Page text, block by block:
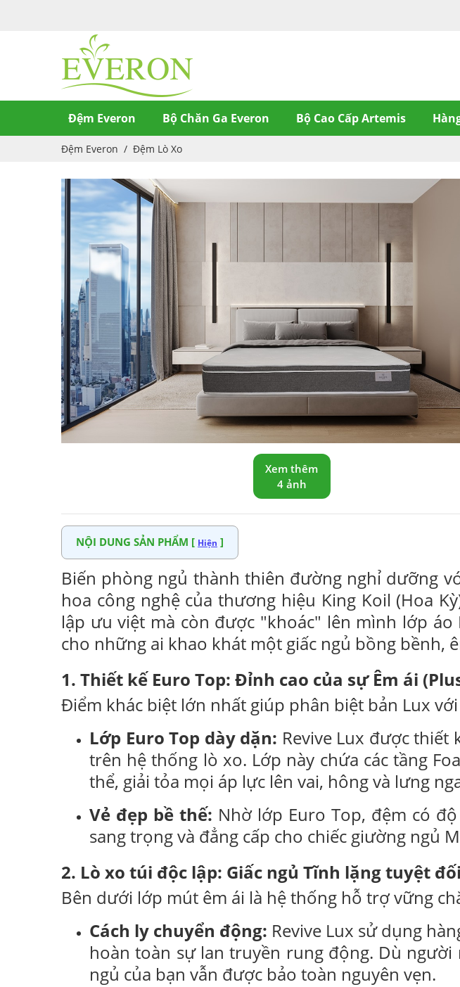
Đệm Everon Bộ Chăn Ga Everon Bộ Cao Cấp Artemis
Đệm Everon / Đệm Lò Xo
Xem thêm
4 ảnh
NỘI DUNG SẢN PHẨM [ Hiện ]
Biến phòng ngủ thành thiên đường nghỉ dưỡng
hoa công nghệ của thương hiệu King Koil (Hoa
lập ưu việt mà còn được "khoác" lên mình lớp
cho những ai khao khát một giấc ngủ bồng bềnh,
1. Thiết kế Euro Top: Đỉnh cao của sự Êm ái
Điểm khác biệt lớn nhất giúp phân biệt bản Lux
Lớp Euro Top dày dặn: Revive Lux được thiết
trên hệ thống lò xo. Lớp này chứa các tầng
thể, giải tỏa mọi áp lực lên vai, hông và lưng
Vẻ đẹp bề thế: Nhờ lớp Euro Top, đệm có
sang trọng và đẳng cấp cho chiếc giường ngủ
2. Lò xo túi độc lập: Giấc ngủ Tĩnh lặng tuyệt đối
Bên dưới lớp mút êm ái là hệ thống hỗ trợ vững
Cách ly chuyển động: Revive Lux sử dụng
hoàn toàn sự lan truyền rung động. Dù
ngủ của bạn vẫn được bảo toàn nguyên vẹn.